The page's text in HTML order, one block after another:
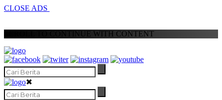
CLOSE ADS
SCROLL TO CONTINUE WITH CONTENT
✖